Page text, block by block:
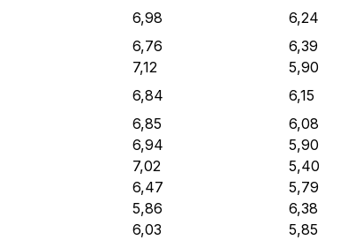
6,98 6,24
6,76 6,39
7,12 5,90
6,84 6,15
6,85 6,08
6,94 5,90
7,02 5,40
6,47 5,79
5,86 6,38
6,03 5,85